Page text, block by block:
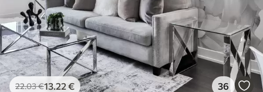
22.03€13.22 € 36